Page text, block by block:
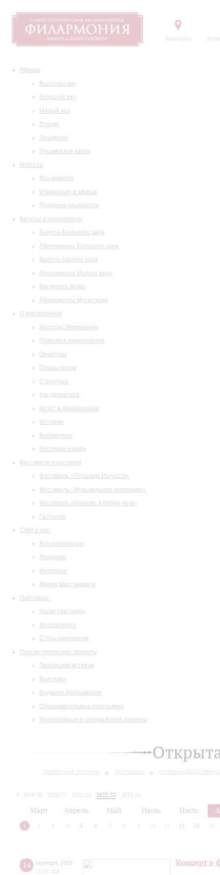
Контакты
Афиша
Все события
Большой зал
Малый зал
Лекции
Экскурсии
Пушкинская карта
Новости
Все новости
Изменения в афише
Подписка на новости
Билеты и абонементы
Билеты Большого зала
Абонементы Большого зала
Билеты Малого зала
Абонементы Малого зала
Как купить билет
Абонементы Музитория
О филармонии
Маэстро Темирканов
Правовая информация
Оркестры
Планы залов
Структура
Как добраться
Визит в филармонию
История
Библиотека
Ресторан и кафе
Фестивали и гастроли
Фестиваль «Площадь Искусств»
Фестиваль «Музыкальная коллекция»
Фестиваль «Барокко в белую ночь»
Гастроли
СМИ о нас
Все публикации
Рецензии
Интервью
Время Шостаковича
Партнеры
Наши партнеры
Фотогалерея
Стать партнером
Просветительские проекты
Творческие встречи
Выставки
Издания филармонии
Образовательные программы
Инклюзивные и специальные проекты
Творческие встречи Выставки Издания
2019/20 2020/21 2021/22 2022/23
2023/24
Март Апрель Май Июнь Июль
1 2 3 4 5 6 7 8 9 10 12 13 14
14 октября 2023
15:00 Сб
Концерт в